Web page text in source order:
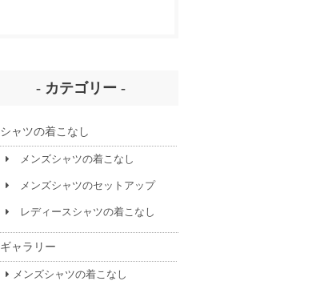
- カテゴリー -
シャツの着こなし
メンズシャツの着こなし
メンズシャツのセットアップ
レディースシャツの着こなし
ギャラリー
メンズシャツの着こなし